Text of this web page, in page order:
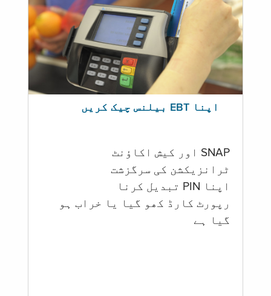
اپنا EBT بیلنس چیک کریں
SNAP اور کیش اکاؤنٹ
ٹرانزیکشن کی سرگزشت
اپنا PIN تبدیل کرنا
رپورٹ کارڈ کھو گیا یا خراب ہو
گيا ہے